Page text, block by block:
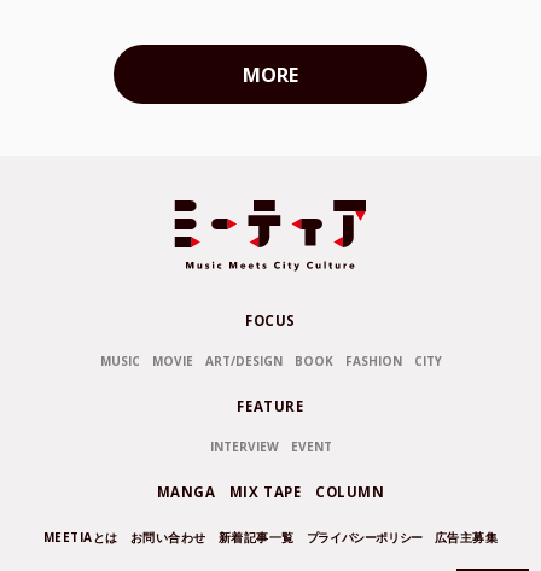
MORE
FOCUS
MUSIC MOVIE ART/DESIGN BOOK FASHION CITY
FEATURE
INTERVIEW EVENT
MANGA MIX TAPE COLUMN
MEETIAとは お問い合わせ 新着記事一覧 プライバシーポリシー 広告主募集